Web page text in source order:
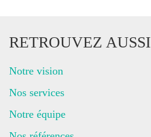
RETROUVEZ AUSSI
Notre vision
Nos services
Notre équipe